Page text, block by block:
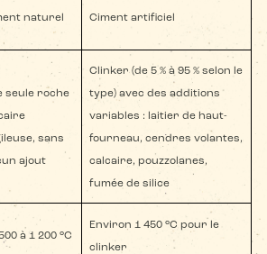
naturel Ciment artificiel
seule roche
sans
ajout
Clinker (de 5 % à 95 % selon le
type) avec des additions
variables : laitier de haut-
fourneau, cendres volantes,
calcaire, pouzzolanes,
fumée de silice
à 1 200 °C
Environ 1 450 °C pour le
clinker